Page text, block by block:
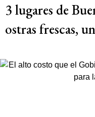
3 lugares de
ostras frescas,